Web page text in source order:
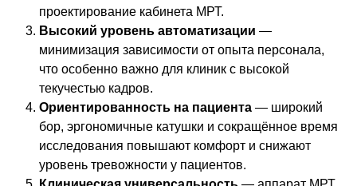
проектирование кабинета МРТ.
Высокий уровень автоматизации —
минимизация зависимости от опыта персонала,
что особенно важно для клиник с высокой
текучестью кадров.
Ориентированность на пациента— широкий
бор, эргономичные катушки и сокращённое время
исследования повышают комфорт и снижают
уровень тревожности у пациентов.